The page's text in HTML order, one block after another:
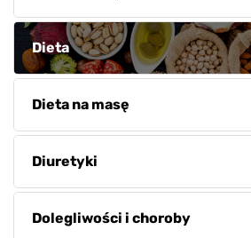
Dieta
Dieta na masę
Diuretyki
Dolegliwości i choroby